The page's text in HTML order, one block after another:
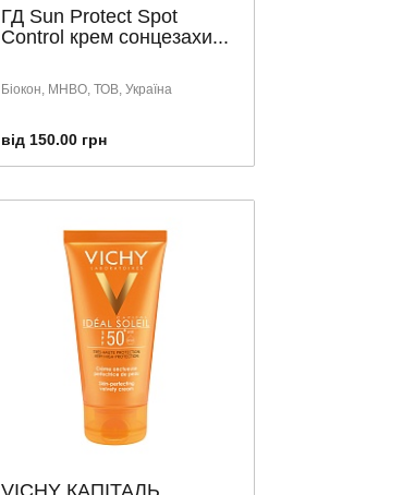
ГД Sun Protect Spot
Control крем сонцезахи...
Біокон, МНВО, ТОВ, Україна
від 150.00 грн
VICHY КАПІТАЛЬ